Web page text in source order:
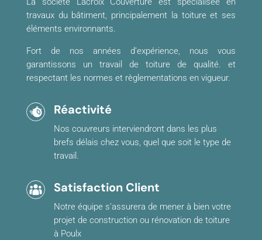
travaux du bâtiment, principalement la toiture et ses
éléments environnants.
Fort de nos années d’expérience, nous vous
garantissons un travail de toiture de qualité. et
respectant les normes et règlementations en vigueur.
Réactivité
Nos couvreurs interviendront dans les plus
brefs délais chez vous, quel que soit le type de
travail.
Satisfaction Client
Notre équipe s’assurera de mener à bien votre
projet de construction ou rénovation de toiture
à Poulx